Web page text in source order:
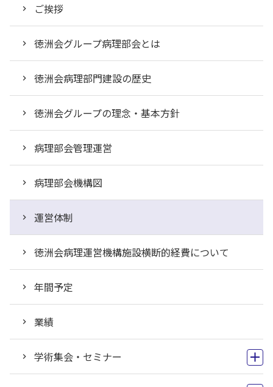
ご挨拶
徳洲会グループ病理部会とは
徳洲会病理部門建設の歴史
徳洲会グループの理念・基本方針
病理部会管理運営
病理部会機構図
運営体制
徳洲会病理運営機構施設横断的経費について
年間予定
業績
学術集会・セミナー